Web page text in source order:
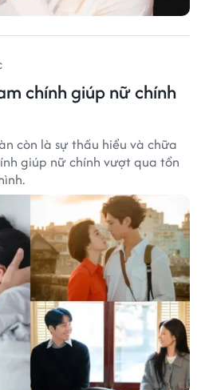
chính giúp nữ chính
còn là sự thấu hiểu và chữa
giúp nữ chính vượt qua tổn